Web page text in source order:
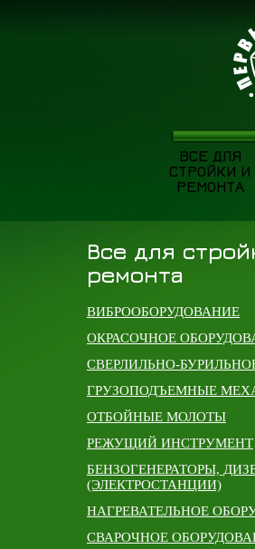
ВСЕ ДЛЯ
СТРОЙКИ И
РЕМОНТА
Все для
ремонта
ВИБРООБОРУДОВАНИЕ
ОКРАСОЧНОЕ
СВЕРЛИЛЬНО-
ГРУЗОПОДЪЕМНЫЕ
ОТБОЙНЫЕ МОЛОТЫ
РЕЖУЩИЙ ИНСТРУМЕНТ
БЕНЗОГЕНЕРАТОРЫ,
(ЭЛЕКТРОСТАНЦИИ)
НАГРЕВАТЕЛЬНОЕ
СВАРОЧНОЕ